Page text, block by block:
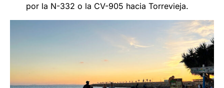
por la N-332 o la CV-905 hacia Torrevieja.